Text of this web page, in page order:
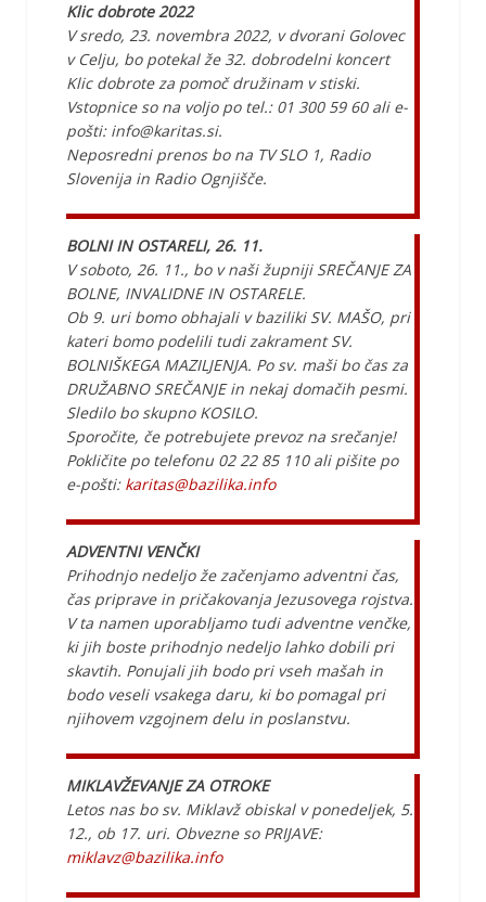
Klic dobrote 2022
V sredo, 23. novembra 2022, v dvorani Golovec
v Celju, bo potekal že 32. dobrodelni koncert
Klic dobrote za pomoč družinam v stiski.
Vstopnice so na voljo po tel.: 01 300 59 60 ali e-
pošti: info@karitas.si.
Neposredni prenos bo na TV SLO 1, Radio
Slovenija in Radio Ognjišče.
BOLNI IN OSTARELI, 26. 11.
V soboto, 26. 11., bo v naši župniji SREČANJE ZA
BOLNE, INVALIDNE IN OSTARELE.
Ob 9. uri bomo obhajali v baziliki SV. MAŠO, pri
kateri bomo podelili tudi zakrament SV.
BOLNIŠKEGA MAZILJENJA. Po sv. maši bo čas za
DRUŽABNO SREČANJE in nekaj domačih pesmi.
Sledilo bo skupno KOSILO.
Sporočite, če potrebujete prevoz na srečanje!
Pokličite po telefonu 02 22 85 110 ali pišite po
e-pošti: karitas@bazilika.info
ADVENTNI VENČKI
Prihodnjo nedeljo že začenjamo adventni čas,
čas priprave in pričakovanja Jezusovega rojstva.
V ta namen uporabljamo tudi adventne venčke,
ki jih boste prihodnjo nedeljo lahko dobili pri
skavtih. Ponujali jih bodo pri vseh mašah in
bodo veseli vsakega daru, ki bo pomagal pri
njihovem vzgojnem delu in poslanstvu.
MIKLAVŽEVANJE ZA OTROKE
Letos nas bo sv. Miklavž obiskal v ponedeljek, 5.
12., ob 17. uri. Obvezne so PRIJAVE:
miklavz@bazilika.info